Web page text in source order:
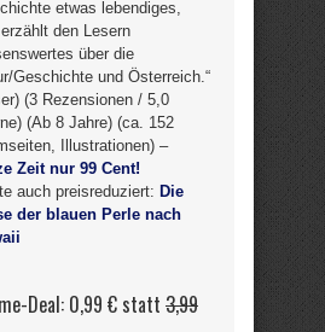
etwas lebendiges,
den Lesern
über die
Geschichte und Österreich.“
(3 Rezensionen / 5,0
(Ab 8 Jahre) (ca. 152
Illustrationen) –
Zeit nur 99 Cent!
auch preisreduziert: Die
der blauen Perle nach
Deal: 0,99 € statt 3,99